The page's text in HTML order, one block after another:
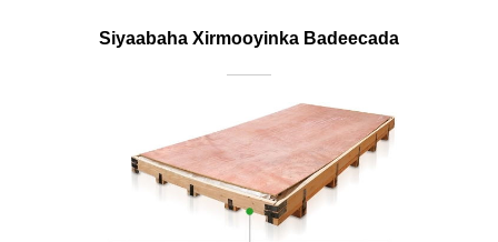
Siyaabaha Xirmooyinka Badeecada